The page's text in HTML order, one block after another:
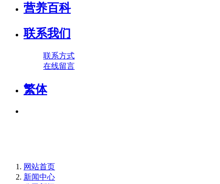
营养百科
联系我们
联系方式
在线留言
繁体
网站首页
新闻中心